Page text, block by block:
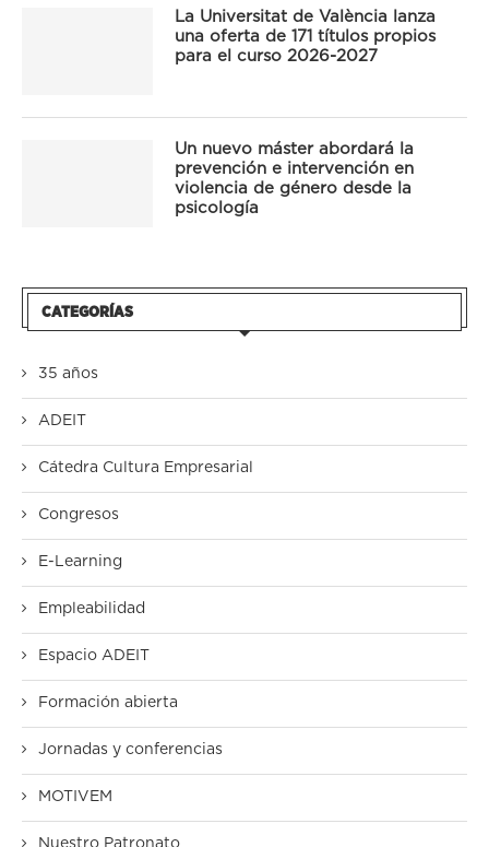
La Universitat de València lanza
una oferta de 171 títulos propios
para el curso 2026-2027
Un nuevo máster abordará la
prevención e intervención en
violencia de género desde la
psicología
CATEGORÍAS
35 años
ADEIT
Cátedra Cultura Empresarial
Congresos
E-Learning
Empleabilidad
Espacio ADEIT
Formación abierta
Jornadas y conferencias
MOTIVEM
Nuestro Patronato